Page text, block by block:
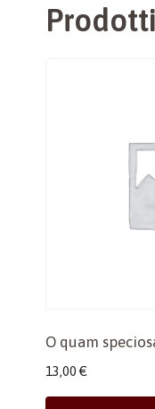
O quam
13,00 €